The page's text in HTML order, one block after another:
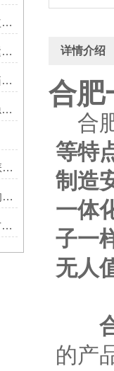
一体化污水预制泵站的环保效益解析
了解智能化一体化预制泵站的运行调试
关于地埋式箱泵一体化消防水箱的各项要求​
地埋式一体化消防给水设备：隐蔽式消防供水的隐形卫士
大型地埋式BDF箱泵一体化是怎么安装覆土的
组合式和装配式BDF复合水箱的区别
合理使用地埋一体化提升泵站才能发挥更大价值
详情介绍
合肥
合
等特
制造
一体
子一
无人
的产